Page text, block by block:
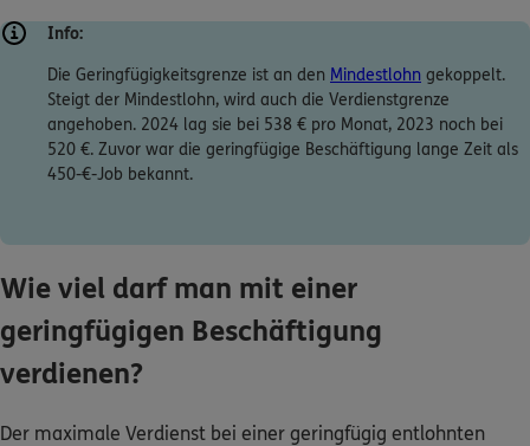
Info:
Die Geringfügigkeitsgrenze ist an den Mindestlohn gekoppelt.
Steigt der Mindestlohn, wird auch die Verdienstgrenze
angehoben. 2024 lag sie bei 538 € pro Monat, 2023 noch bei
520 €. Zuvor war die geringfügige Beschäftigung lange Zeit als
450-€-Job bekannt.
Wie viel darf man mit einer
geringfügigen Beschäftigung
verdienen?
Der maximale Verdienst bei einer geringfügig entlohnten